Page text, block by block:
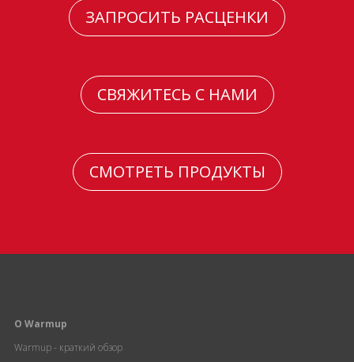
ЗАПРОСИТЬ РАСЦЕНКИ
СВЯЖИТЕСЬ С НАМИ
СМОТРЕТЬ ПРОДУКТЫ
О Warmup
Warmup - краткий обзор